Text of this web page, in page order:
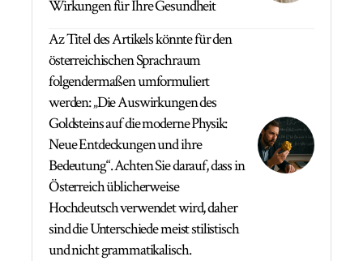
Wirkungen für Ihre Gesundheit
Az Titel des Artikels könnte für den
österreichischen Sprachraum
folgendermaßen umformuliert
werden: „Die Auswirkungen des
Goldsteins auf die moderne Physik:
Neue Entdeckungen und ihre
Bedeutung“. Achten Sie darauf, dass in
Österreich üblicherweise
Hochdeutsch verwendet wird, daher
sind die Unterschiede meist stilistisch
und nicht grammatikalisch.